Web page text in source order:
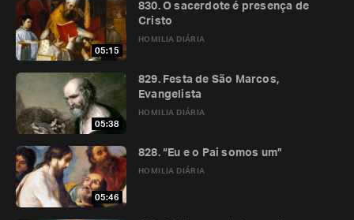
05:15
HOMILIA DIÁRIA
830. O sacerdote é presença de
Cristo
05:38
HOMILIA DIÁRIA
829. Festa de São Marcos,
Evangelista
05:46
HOMILIA DIÁRIA
828. “Eu e o Pai somos um”